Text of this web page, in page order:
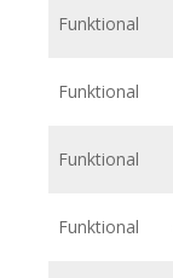
Funktional
Funktional
Funktional
Funktional